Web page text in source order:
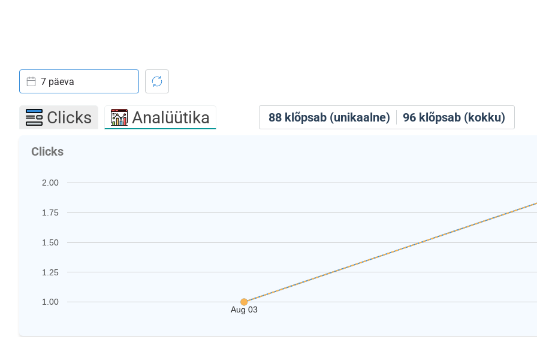
88 klõpsab (unikaalne) 96 klõpsab (kokku)
7 päeva
Clicks Analüütika
Clicks
Aug 03
1.00
1.25
1.50
1.75
2.00